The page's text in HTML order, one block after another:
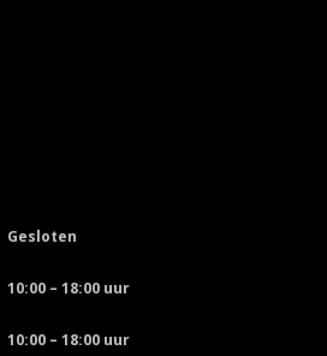
Gesloten
10:00 – 18:00 uur
10:00 – 18:00 uur